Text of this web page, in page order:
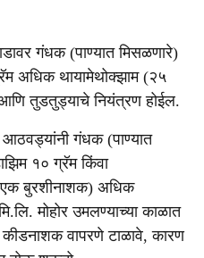
गंधक (पाण्यात मिसळणारे)
अधिक थायामेथोक्झाम (२५
तुडतुड्याचे नियंत्रण होईल.
आठवड्यांनी गंधक (पाण्यात
१० ग्रॅम किंवा
एक बुरशीनाशक) अधिक
मोहोर उमलण्याच्या काळात
वापरणे टाळावे, कारण